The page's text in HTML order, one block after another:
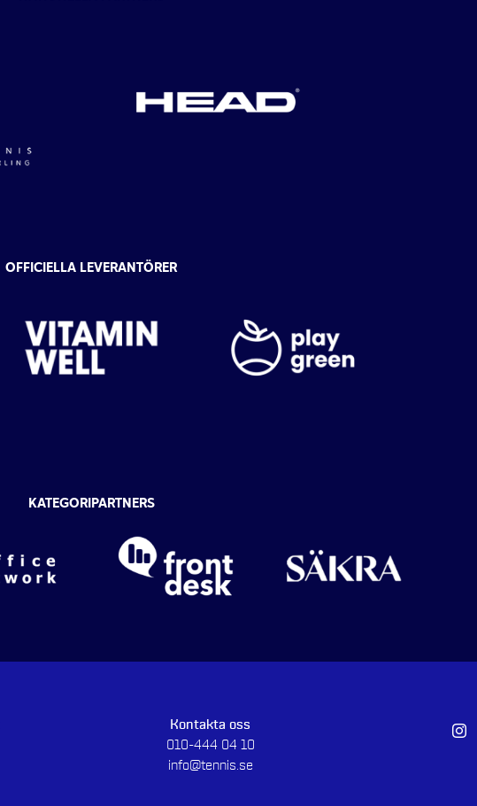
OFFICIELLA LEVERANTÖRER
KATEGORIPARTNERS
Kontakta oss
010-444 04 10
info@tennis.se